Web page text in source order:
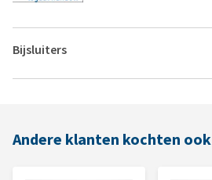
Bijsluiters
Andere klanten kochten ook